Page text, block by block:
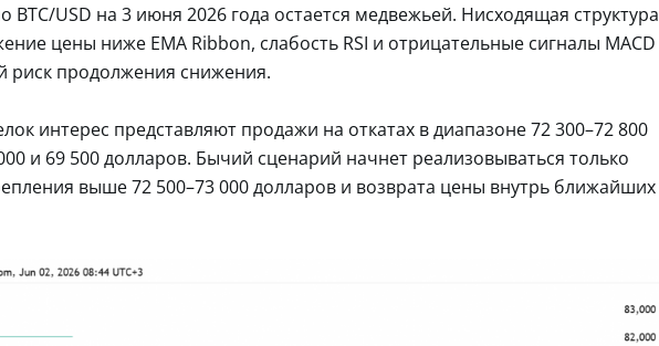
BTC/USD на 3 июня 2026 года остается медвежьей. Нисходящая структура
цены ниже EMA Ribbon, слабость RSI и отрицательные сигналы MACD
риск продолжения снижения.
интерес представляют продажи на откатах в диапазоне 72 300–72 800
и 69 500 долларов. Бычий сценарий начнет реализовываться только
выше 72 500–73 000 долларов и возврата цены внутрь ближайших